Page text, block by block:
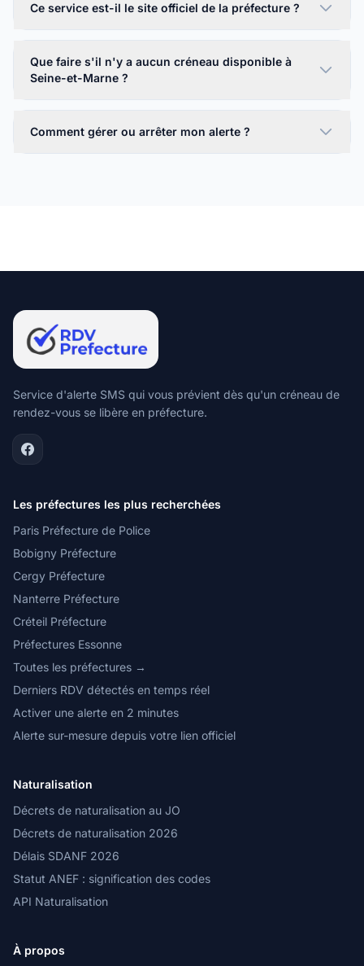
Ce service est-il le site officiel de la préfecture ?
Que faire s'il n'y a aucun créneau disponible à
Seine-et-Marne ?
Comment gérer ou arrêter mon alerte ?
Service d'alerte SMS qui vous prévient dès qu'un créneau de
rendez-vous se libère en préfecture.
Les préfectures les plus recherchées
Paris Préfecture de Police
Bobigny Préfecture
Cergy Préfecture
Nanterre Préfecture
Créteil Préfecture
Préfectures Essonne
Toutes les préfectures →
Derniers RDV détectés en temps réel
Activer une alerte en 2 minutes
Alerte sur-mesure depuis votre lien officiel
Naturalisation
Décrets de naturalisation au JO
Décrets de naturalisation 2026
Délais SDANF 2026
Statut ANEF : signification des codes
API Naturalisation
À propos